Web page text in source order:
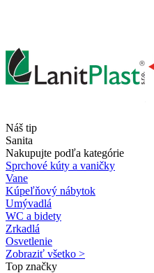
Náš tip
Sanita
Nakupujte podľa kategórie
Sprchové kúty a vaničky
Vane
Kúpeľňový nábytok
Umývadlá
WC a bidety
Zrkadlá
Osvetlenie
Zobraziť všetko >
Top značky